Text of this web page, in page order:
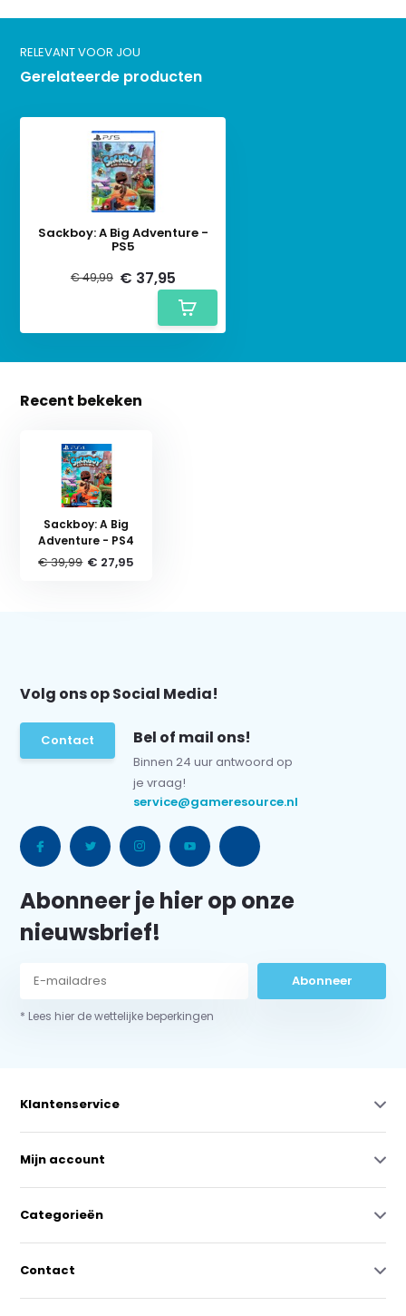
RELEVANT VOOR JOU
Gerelateerde producten
Sackboy: A Big Adventure -
PS5
€ 49,99 € 37,95
Recent bekeken
Sackboy: A Big
Adventure - PS4
€ 39,99 € 27,95
Volg ons op Social Media!
Contact Bel of mail ons!
Binnen 24 uur antwoord op
je vraag!
service@gameresource.nl
Abonneer je hier op onze
nieuwsbrief!
Abonneer
* Lees hier de wettelijke beperkingen
Klantenservice
Mijn account
Categorieën
Contact